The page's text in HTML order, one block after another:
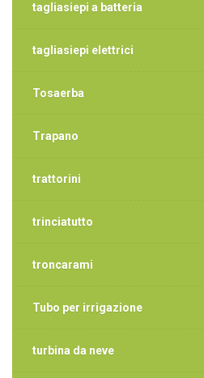
tagliasiepi a batteria
tagliasiepi elettrici
Tosaerba
Trapano
trattorini
trinciatutto
troncarami
Tubo per irrigazione
turbina da neve